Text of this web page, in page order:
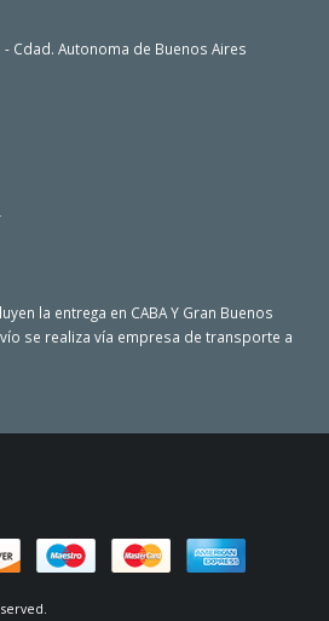
Cdad. Autonoma de Buenos Aires
la entrega en CABA Y Gran Buenos
se realiza vía empresa de transporte a